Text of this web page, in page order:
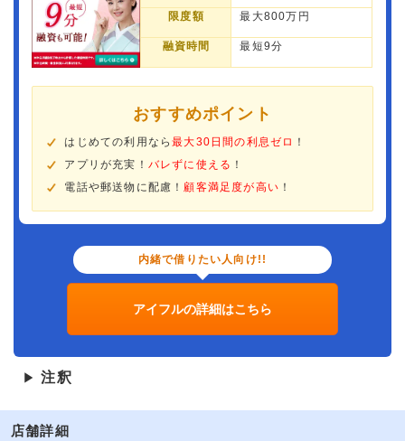
限度額 最大800万円
融資時間 最短9分
おすすめポイント
はじめての利用なら最大30日間の利息ゼロ ！
アプリが充実！ バレずに使える ！
電話や郵送物に配慮！顧客満足度が高い ！
内緒で借りたい人向け!!
アイフルの詳細はこちら
▶ 注釈
店舗詳細